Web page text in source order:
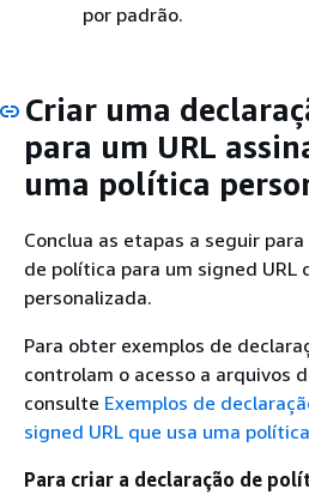
por padrão.
Criar uma
para um URL
uma política
Conclua as etapas a seguir
de política para um signed URL
personalizada.
Para obter exemplos de
controlam o acesso a arquivos
consulte Exemplos de
signed URL que usa uma
Para criar a declaração de